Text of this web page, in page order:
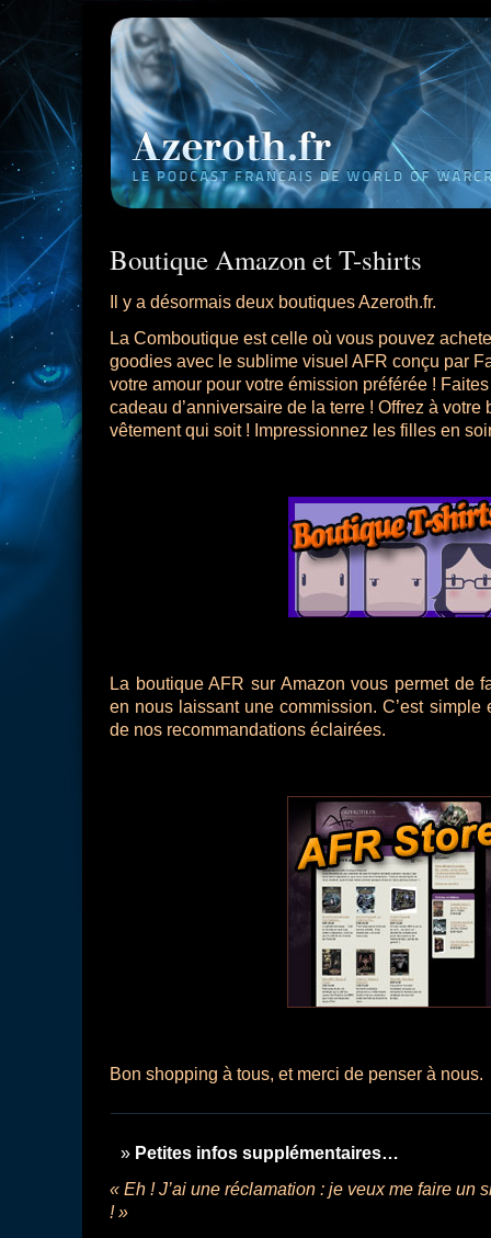
Boutique Amazon et T-shirts
Il y a désormais deux boutiques Azeroth.fr.
La Comboutique est celle où vous pouvez
goodies avec le sublime visuel AFR conçu par
votre amour pour votre émission préférée !
cadeau d’anniversaire de la terre ! Offrez à votre
vêtement qui soit ! Impressionnez les filles en
La boutique AFR sur Amazon vous permet de
en nous laissant une commission. C’est simple
de nos recommandations éclairées.
Bon shopping à tous, et merci de penser à nous.
Petites infos supplémentaires…
« Eh ! J’ai une réclamation : je veux me faire un
! »